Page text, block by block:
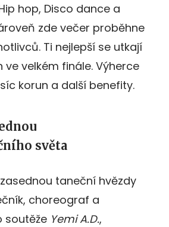
hop, Disco dance a
zde večer proběhne
Ti nejlepší se utkají
ve velkém finále. Výherce
korun a další benefity.
světa
taneční hvězdy
choreograf a
soutěže Yemi A.D.,